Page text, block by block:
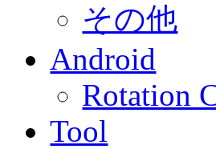
その他
Android
Rotation
Tool